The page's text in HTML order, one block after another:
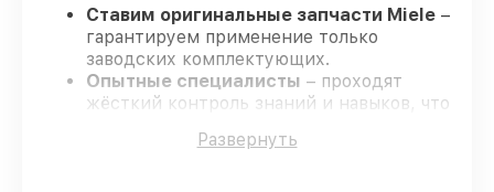
Ставим оригинальные запчасти Miele –
гарантируем применение только
заводских комплектующих.
Опытные специалисты – проходят
жёсткий контроль знаний и навыков, что
Развернуть